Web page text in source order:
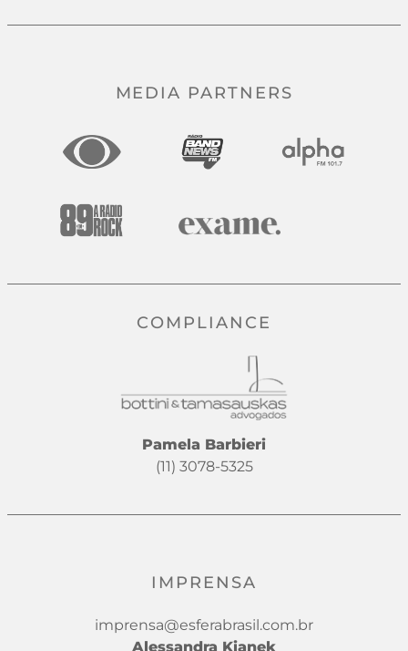
MEDIA PARTNERS
COMPLIANCE
Pamela Barbieri
(11) 3078-5325
IMPRENSA
imprensa@esferabrasil.com.br
Alessandra Kianek